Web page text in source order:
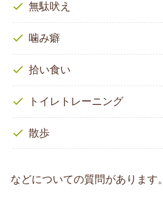
無駄吠え
噛み癖
拾い食い
トイレトレーニング
散歩
などについての質問があります。